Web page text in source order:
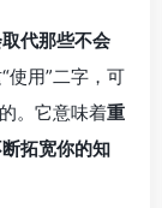
代那些不会
使用”二字，可
。它意味着重
拓宽你的知